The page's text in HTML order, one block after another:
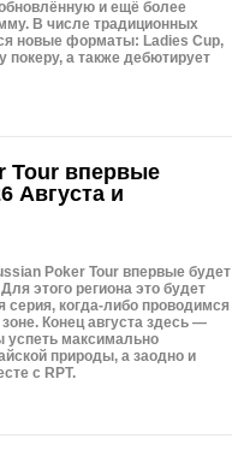
и ещё более
В числе традиционных
новые форматы: Ladies Cup,
покеру, а также дебютирует
Tour впервые
Августа и
Poker Tour впервые будет
этого региона это будет
серия, когда-либо проводимся
Конец августа здесь —
успеть максимально
природы, а заодно и
с RPT.